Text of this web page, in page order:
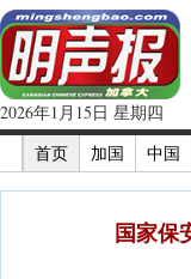
2026年1月15日 星期四
首页
加国 中国
国家保